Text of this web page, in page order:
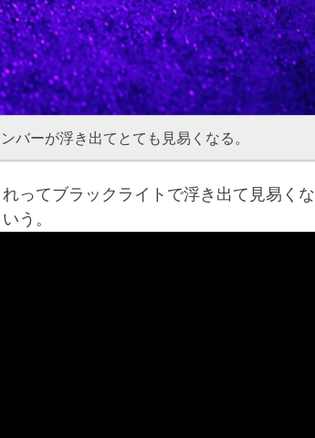
バーが浮き出てとても見易くなる。
ってブラックライトで浮き出て見易くな
う。